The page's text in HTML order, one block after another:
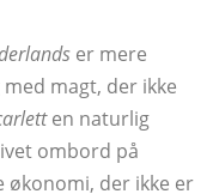
er mere
magt, der ikke
en naturlig
ombord på
økonomi, der ikke er